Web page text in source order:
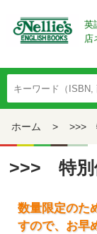
英
店
ホーム > >>>
>>> 特
数量限定のた
すので、お早